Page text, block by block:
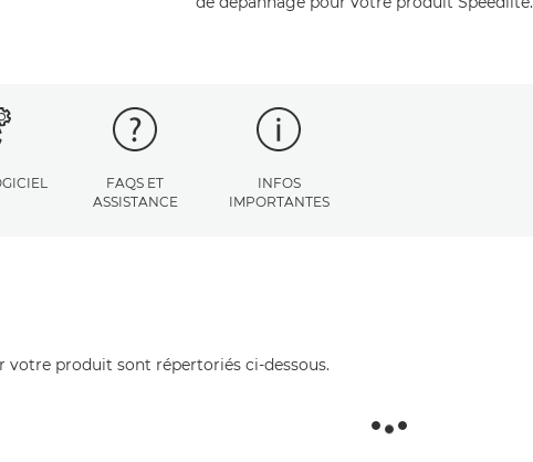
FAQS ET
ASSISTANCE
INFOS
IMPORTANTES
votre produit sont répertoriés ci-dessous.